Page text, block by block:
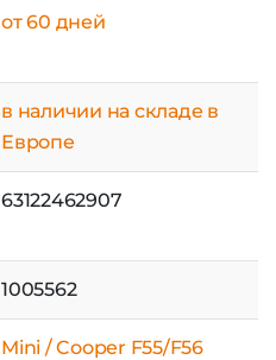
от 60 дней
в наличии на складе в
Европе
63122462907
1005562
Mini / Cooper F55/F56